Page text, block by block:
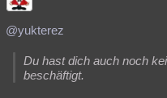
@yukterez
Du hast dich auch noch
beschäftigt.